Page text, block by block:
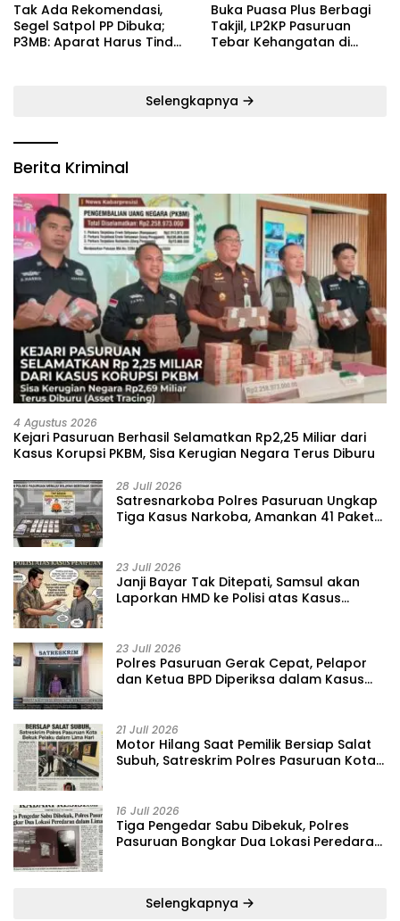
‎Tak Ada Rekomendasi,
Segel Satpol PP Dibuka;
P3MB: Aparat Harus Tindak
‎Buka Puasa Plus Berbagi
Takjil, LP2KP Pasuruan
Tebar Kehangatan di
Selengkapnya
Berita Kriminal
4 Agustus 2026
Kejari Pasuruan Berhasil Selamatkan Rp2,25 Miliar dari
Kasus Korupsi PKBM, Sisa Kerugian Negara Terus Diburu
28 Juli 2026
‎Satresnarkoba Polres Pasuruan Ungkap
Tiga Kasus Narkoba, Amankan 41 Paket
23 Juli 2026
‎Janji Bayar Tak Ditepati, Samsul akan
Laporkan HMD ke Polisi atas Kasus
23 Juli 2026
‎Polres Pasuruan Gerak Cepat, Pelapor
dan Ketua BPD Diperiksa dalam Kasus
21 Juli 2026
‎Motor Hilang Saat Pemilik Bersiap Salat
Subuh, Satreskrim Polres Pasuruan Kota
16 Juli 2026
Tiga Pengedar Sabu Dibekuk, Polres
Pasuruan Bongkar Dua Lokasi Peredaran
Selengkapnya